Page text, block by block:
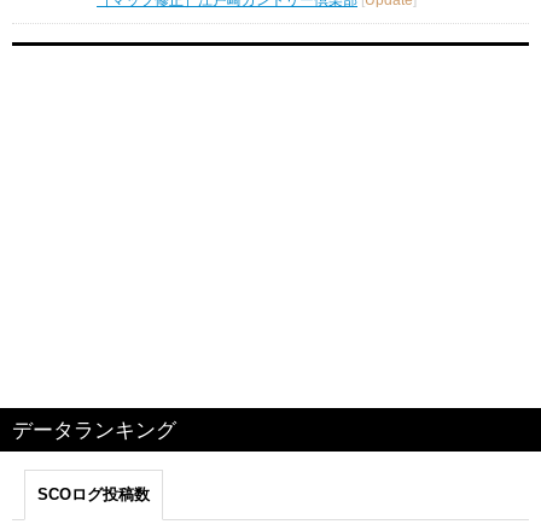
データランキング
SCOログ投稿数